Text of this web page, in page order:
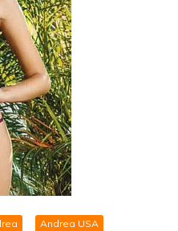
Andrea USA